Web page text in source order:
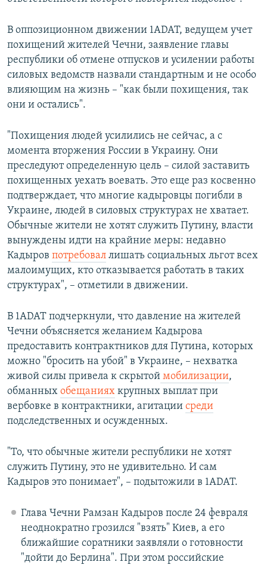
В оппозиционном движении 1ADAT, ведущем учет
похищений жителей Чечни, заявление главы
республики об отмене отпусков и усилении работы
силовых ведомств назвали стандартным и не особо
влияющим на жизнь – "как были похищения, так
они и остались".
"Похищения людей усилились не сейчас, а с
момента вторжения России в Украину. Они
преследуют определенную цель – силой заставить
похищенных уехать воевать. Это еще раз косвенно
подтверждает, что многие кадыровцы погибли в
Украине, людей в силовых структурах не хватает.
Обычные жители не хотят служить Путину, власти
вынуждены идти на крайние меры: недавно
Кадыров потребовал лишать социальных льгот всех
малоимущих, кто отказывается работать в таких
структурах", – отметили в движении.
В 1ADAT подчеркнули, что давление на жителей
Чечни объясняется желанием Кадырова
предоставить контрактников для Путина, которых
можно "бросить на убой" в Украине, – нехватка
живой силы привела к скрытой мобилизации,
обманных обещаниях крупных выплат при
вербовке в контрактники, агитации среди
подследственных и осужденных.
"То, что обычные жители республики не хотят
служить Путину, это не удивительно. И сам
Кадыров это понимает", – подытожили в 1ADAT.
Глава Чечни Рамзан Кадыров после 24 февраля
неоднократно грозился "взять" Киев, а его
ближайшие соратники заявляли о готовности
"дойти до Берлина". При этом российские